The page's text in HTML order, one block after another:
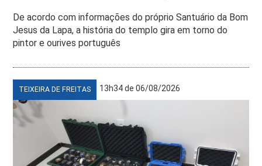
De acordo com informações do próprio Santuário da Bom
Jesus da Lapa, a história do templo gira em torno do
pintor e ourives português
TEIXEIRA DE FREITAS 13h34 de 06/08/2026